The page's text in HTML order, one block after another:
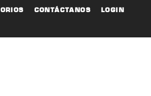
CONTÁCTANOS LOGIN